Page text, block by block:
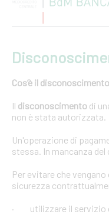
Cos’è il
Il disconoscimento di
non è stata autorizzata.
Un'operazione di
stessa. In mancanza
Per evitare che
sicurezza
· utilizzare il servizio